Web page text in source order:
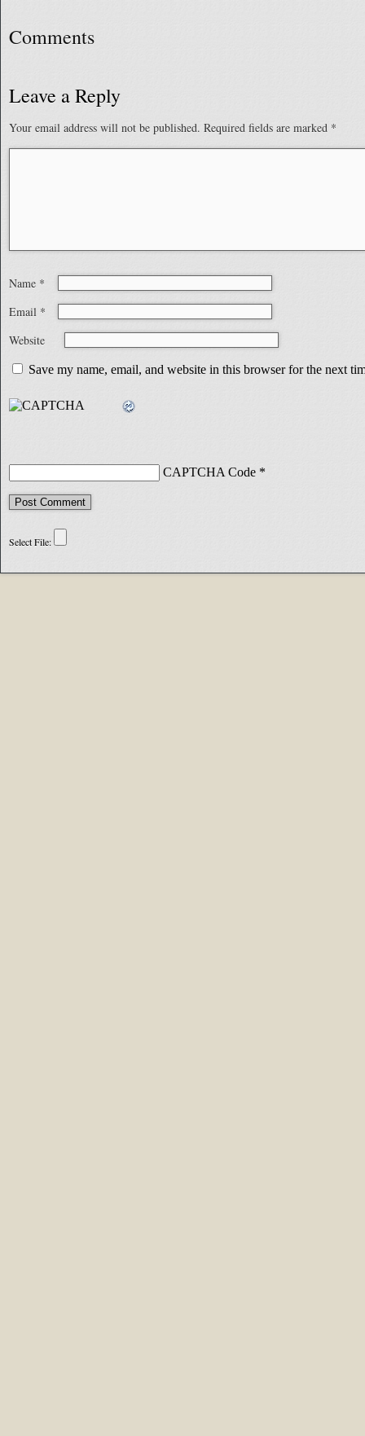
Comments
Leave a Reply
Your email address will not be published. Required fields are marked *
Name *
Email *
Website
Save my name, email, and website in this browser for the next
CAPTCHA Code *